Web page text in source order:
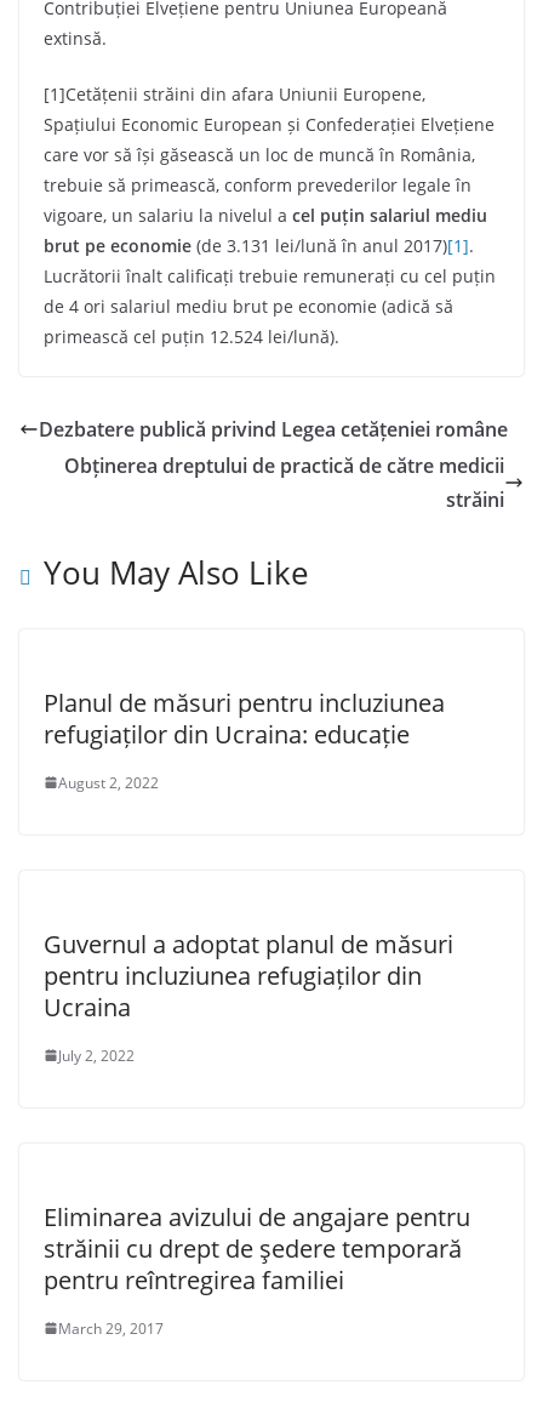
Contribuției Elvețiene pentru Uniunea Europeană
extinsă.
[1]Cetățenii străini din afara Uniunii Europene,
Spațiului Economic European și Confederației Elvețiene
care vor să își găsească un loc de muncă în România,
trebuie să primească, conform prevederilor legale în
vigoare, un salariu la nivelul a cel puțin salariul mediu
brut pe economie (de 3.131 lei/lună în anul 2017)[1].
Lucrătorii înalt calificați trebuie remunerați cu cel puțin
de 4 ori salariul mediu brut pe economie (adică să
primească cel puțin 12.524 lei/lună).
Dezbatere publică privind Legea cetățeniei române
Obținerea dreptului de practică de către medicii
străini
You May Also Like
Planul de măsuri pentru incluziunea
refugiaților din Ucraina: educație
August 2, 2022
Guvernul a adoptat planul de măsuri
pentru incluziunea refugiaților din
Ucraina
July 2, 2022
Eliminarea avizului de angajare pentru
străinii cu drept de şedere temporară
pentru reîntregirea familiei
March 29, 2017